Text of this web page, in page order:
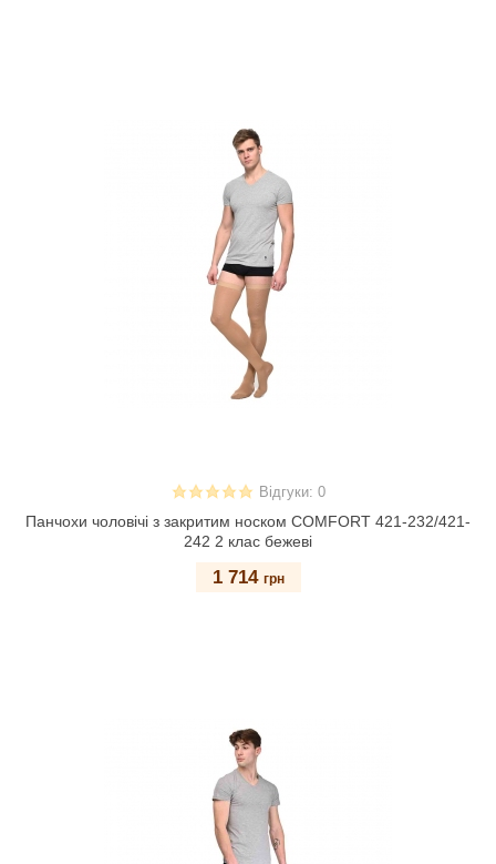
Відгуки: 0
Панчохи чоловічі з закритим носком COMFORT 421-232/421-
242 2 клас бежеві
1 714 грн